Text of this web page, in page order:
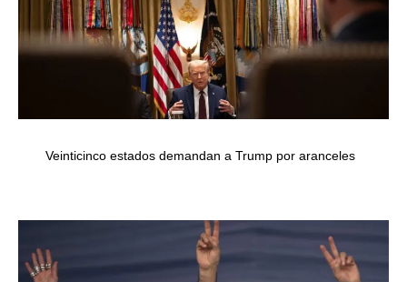
Veinticinco estados demandan a Trump por aranceles